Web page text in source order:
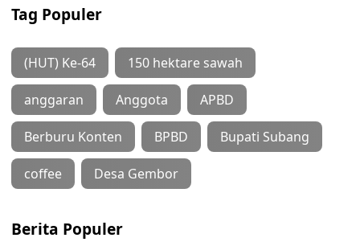
Tag Populer
(HUT) Ke-64 150 hektare sawah
anggaran Anggota APBD
Berburu Konten BPBD Bupati Subang
coffee Desa Gembor
Berita Populer